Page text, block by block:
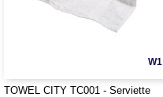
W1
TOWEL CITY TC001 - Serviette